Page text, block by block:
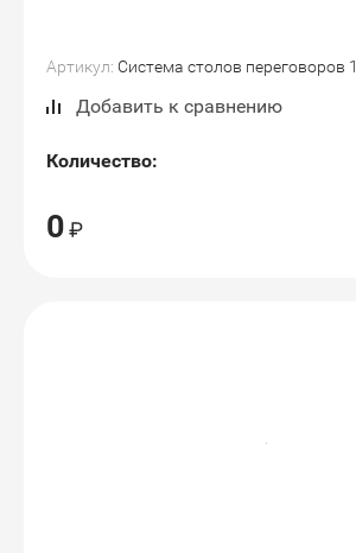
Артикул: Система столов переговоров 1
Добавить к сравнению
Количество:
0